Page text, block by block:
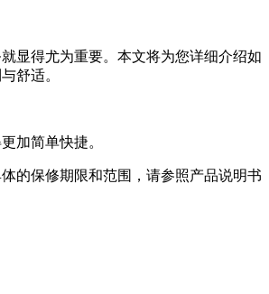
显得尤为重要。本文将为您详细介绍如
舒适。
加简单快捷。
的保修期限和范围，请参照产品说明书